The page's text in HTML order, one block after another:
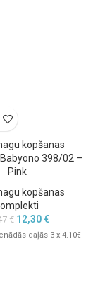
stāvokli. Ja
produktu vairs
ar verdošu
bērniem
kopšanas
398/02 –
Pink
kopšanas
€ 12,30€
daļās 3 x 4.10€